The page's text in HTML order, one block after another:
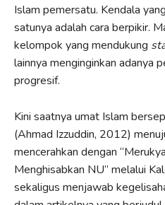
Islam pemersatu. Kendala
satunya adalah cara berpikir.
kelompok yang mendukung
lainnya menginginkan adanya
progresif.
Kini saatnya umat Islam
(Ahmad Izzuddin, 2012)
mencerahkan dengan
Menghisabkan NU” melalui
sekaligus menjawab